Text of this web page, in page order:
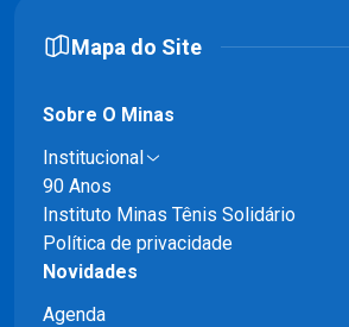
Mapa do Site
Sobre O Minas
Institucional
90 Anos
Instituto Minas Tênis Solidário
Política de privacidade
Novidades
Agenda